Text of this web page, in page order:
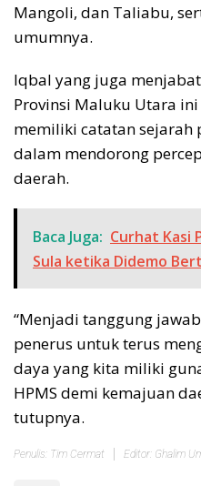
Mangoli, dan Taliabu,
umumnya.
Iqbal yang juga menjabat
Provinsi Maluku Utara ini
memiliki catatan sejarah
dalam mendorong
daerah.
Baca Juga: Curhat Kasi
Sula ketika Didemo
“Menjadi tanggung
penerus untuk terus
daya yang kita miliki
HPMS demi kemajuan
tutupnya.
Penulis: Tim Cermat Editor: Ghalim